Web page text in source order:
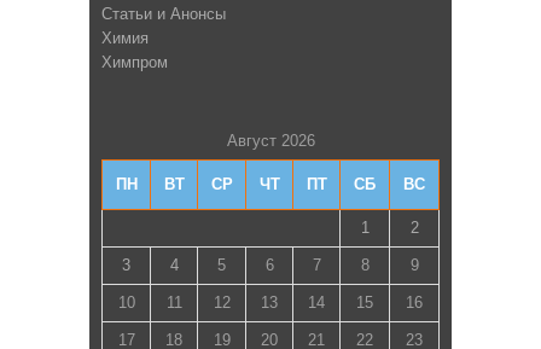
Статьи и Анонсы
Химия
Химпром
Август 2026
ПН ВТ СР ЧТ ПТ СБ ВС
1 2
3 4 5 6 7 8 9
10 11 12 13 14 15 16
17 18 19 20 21 22 23